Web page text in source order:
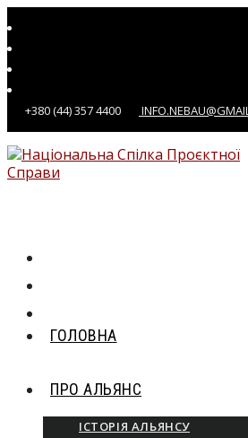
до
вмісту
+380 (44) 357 4400
ГОЛОВНА
ПРО АЛЬЯНС
ІСТОРІЯ АЛЬЯНСУ